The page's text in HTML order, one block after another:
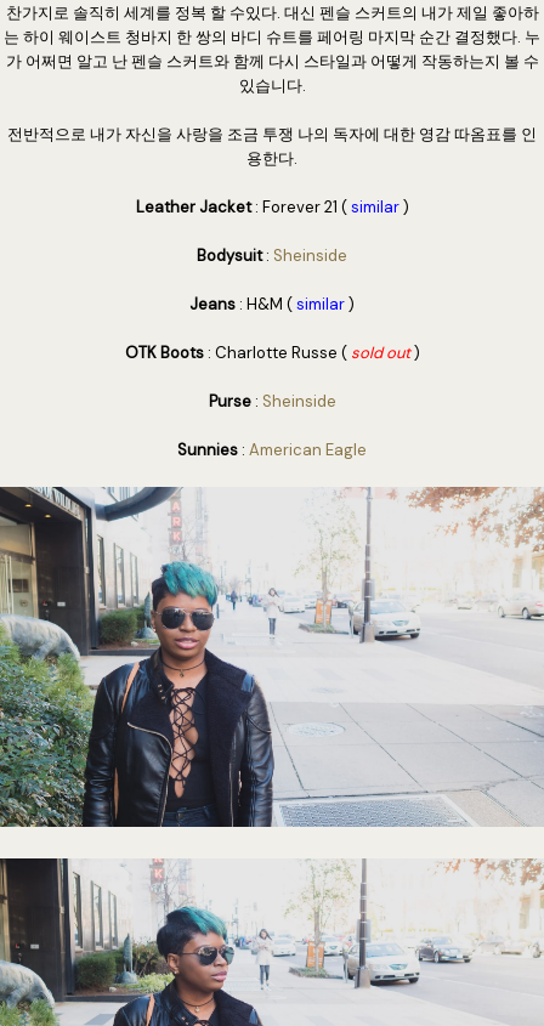
찬가지로 솔직히 세계를 정복 할 수있다. 대신 펜슬 스커트의 내가 제일 좋아하
는 하이 웨이스트 청바지 한 쌍의 바디 슈트를 페어링 마지막 순간 결정했다. 누
가 어쩌면 알고 난 펜슬 스커트와 함께 다시 스타일과 어떻게 작동하는지 볼 수
있습니다.
전반적으로 내가 자신을 사랑을 조금 투쟁 나의 독자에 대한 영감 따옴표를 인
용한다.
Leather Jacket: Forever 21 (similar)
Bodysuit: Sheinside
Jeans : H&M (similar)
OTK Boots: Charlotte Russe ( sold out)
Purse: Sheinside
Sunnies : American Eagle